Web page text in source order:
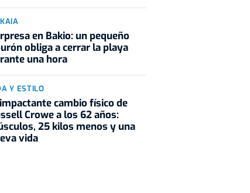
en Bakio: un pequeño
obliga a cerrar la playa
una hora
Y ESTILO
cambio físico de
Crowe a los 62 años:
25 kilos menos y una
vida